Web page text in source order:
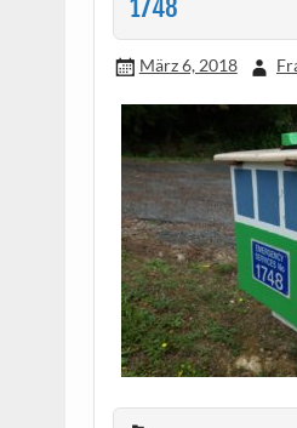
1748
März 6, 2018